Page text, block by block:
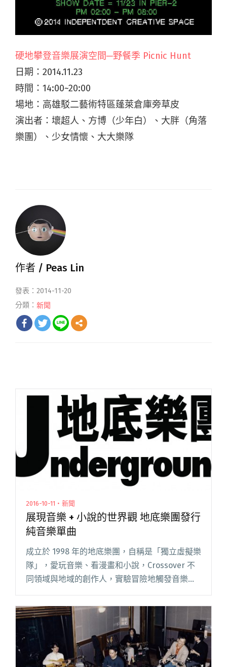
硬地攀登音樂展演空間─野餐季 Picnic Hunt
日期：2014.11.23
時間：14:00~20:00
場地：高雄駁二藝術特區蓬萊倉庫旁草皮
演出者：壞超人、方博（少年白）、大胖（角落
樂團）、少女情懷、大大樂隊
作者 / Peas Lin
發表：2014-11-20
分類： 新聞
2016-10-11・新聞
展現音樂 + 小說的世界觀 地底樂團發行
純音樂單曲
成立於 1998 年的地底樂團，自稱是「獨立虛擬樂
隊」，愛玩音樂、看漫畫和小說，Crossover 不
同領域與地域的創作人，實驗冒險地觸發音樂多
媒體可塑性，目的與初心只希望接觸更多不同層
面的音樂和樂隊。 接連發行了不同風格的專輯，
地底樂團 閱讀全文 "展現音樂 + 小說的世界觀 地
底樂團發行純音樂單曲"